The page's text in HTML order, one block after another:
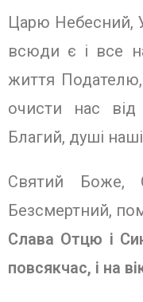
Царю Небесний,
всюди є і все
життя
очисти нас від
Благий, душі
Святий Боже,
Безсмертний,
Слава Отцю і
повсякчас, і на